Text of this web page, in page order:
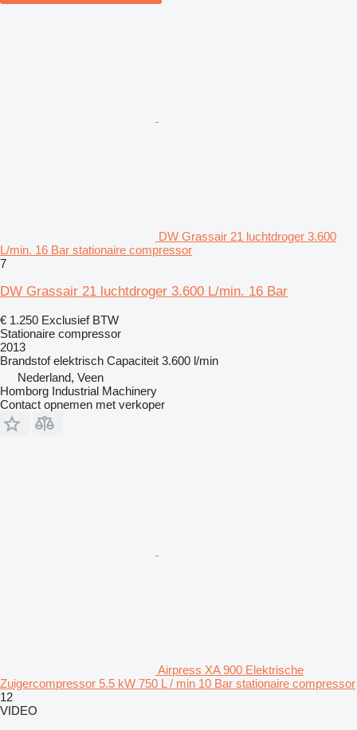
DW Grassair 21 luchtdroger 3.600
L/min. 16 Bar stationaire compressor
7
DW Grassair 21 luchtdroger 3.600 L/min. 16 Bar
€ 1.250 Exclusief BTW
Stationaire compressor
2013
Brandstof elektrisch Capaciteit 3.600 l/min
Nederland, Veen
Homborg Industrial Machinery
Contact opnemen met verkoper
Airpress XA 900 Elektrische
Zuigercompressor 5.5 kW 750 L / min 10 Bar stationaire compressor
12
VIDEO